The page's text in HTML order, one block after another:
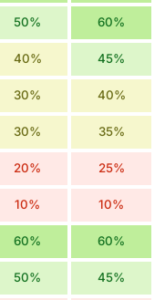
50% 60%
40% 45%
30% 40%
30% 35%
20% 25%
10% 10%
60% 60%
50% 45%